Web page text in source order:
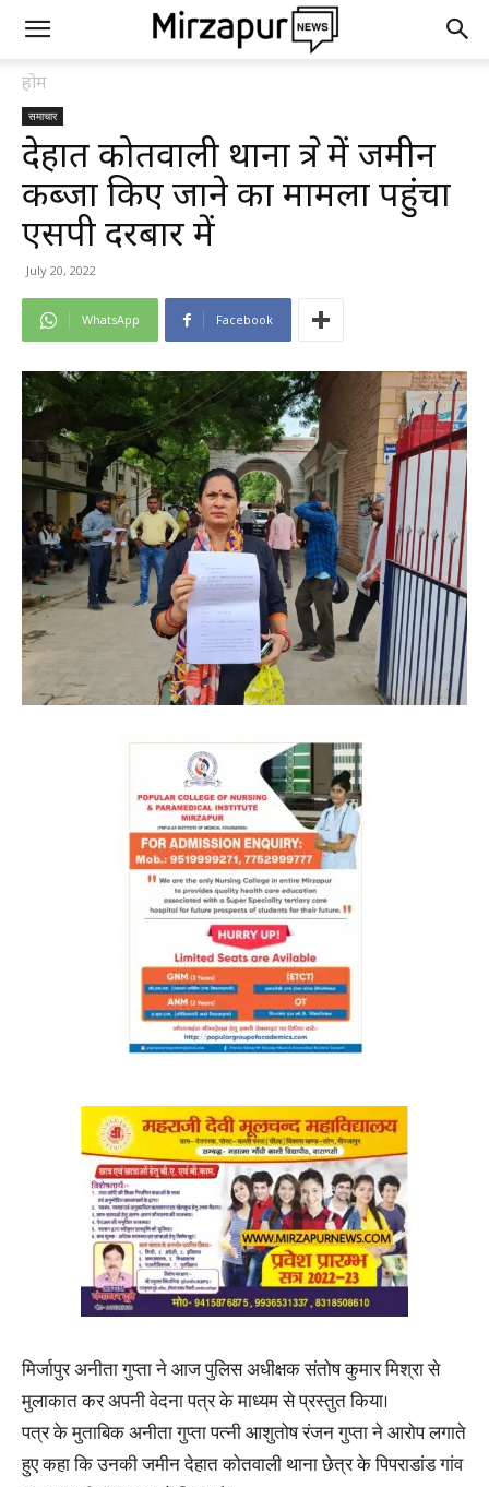
होम
समाचार
देहात कोतवाली थाना क्षेत्र में जमीन
कब्जा किए जाने का मामला पहुंचा
एसपी दरबार में
July 20, 2022
WhatsApp Facebook
मिर्जापुर अनीता गुप्ता ने आज पुलिस अधीक्षक संतोष कुमार मिश्रा से
मुलाकात कर अपनी वेदना पत्र के माध्यम से प्रस्तुत किया।
पत्र के मुताबिक अनीता गुप्ता पत्नी आशुतोष रंजन गुप्ता ने आरोप लगाते
हुए कहा कि उनकी जमीन देहात कोतवाली थाना छेत्र के पिपराडांड गांव